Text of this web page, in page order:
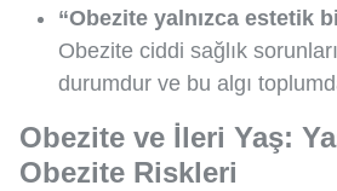
“Obezite yalnızca estetik
Obezite ciddi sağlık
durumdur ve bu algı
Obezite ve İleri Yaş:
Obezite Riskleri